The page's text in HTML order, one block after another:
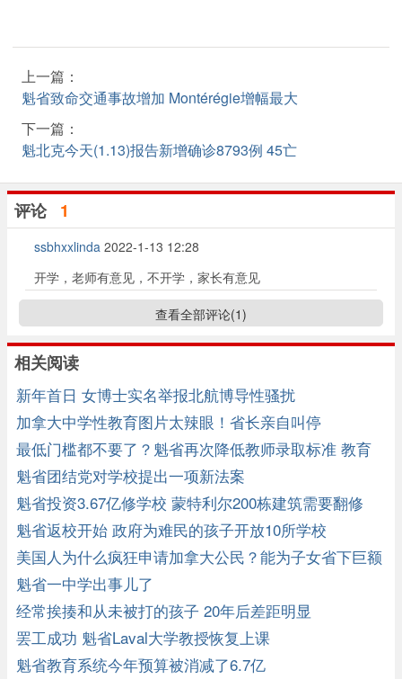
上一篇：
魁省致命交通事故增加 Montérégie增幅最大
下一篇：
魁北克今天(1.13)报告新增确诊8793例 45亡
评论 1
ssbhxxlinda 2022-1-13 12:28
开学，老师有意见，不开学，家长有意见
查看全部评论(1)
相关阅读
新年首日 女博士实名举报北航博导性骚扰
加拿大中学性教育图片太辣眼！省长亲自叫停
最低门槛都不要了？魁省再次降低教师录取标准 教育
界不满
魁省团结党对学校提出一项新法案
魁省投资3.67亿修学校 蒙特利尔200栋建筑需要翻修
魁省返校开始 政府为难民的孩子开放10所学校
美国人为什么疯狂申请加拿大公民？能为子女省下巨额
学费和学贷 ...
魁省一中学出事儿了
经常挨揍和从未被打的孩子 20年后差距明显
罢工成功 魁省Laval大学教授恢复上课
魁省教育系统今年预算被消减了6.7亿